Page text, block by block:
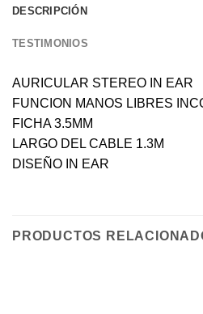
DESCRIPCIÓN
TESTIMONIOS
AURICULAR STEREO IN EAR
FUNCION MANOS LIBRES
FICHA 3.5MM
LARGO DEL CABLE 1.3M
DISEÑO IN EAR
PRODUCTOS